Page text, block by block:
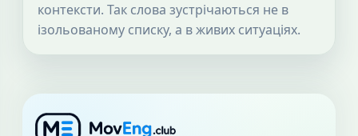
контексти. Так слова зустрічаються не в
ізольованому списку, а в живих ситуаціях.